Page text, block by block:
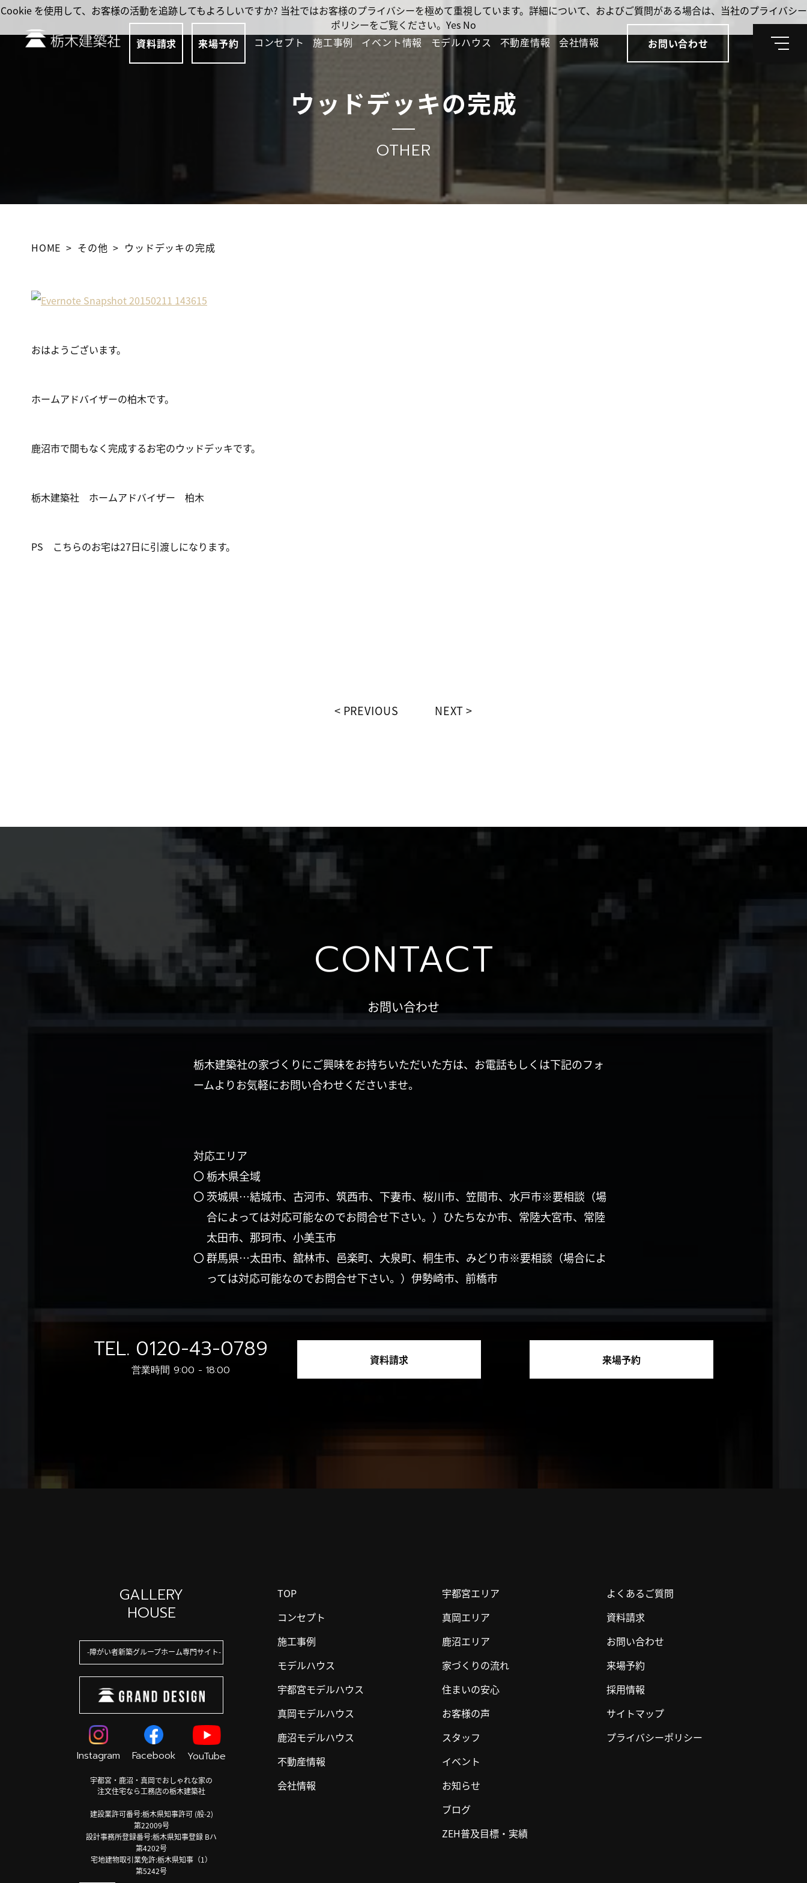
資料請求 来場予約 コンセプト 施工事例 イベント情報 モデルハウス 不動産情報 会社情報 お問い合わせ
メ
ウッドデッキの完成
OTHER
HOME その他 ウッドデッキの完成
おはようございます。
ホームアドバイザーの柏木です。
鹿沼市で間もなく完成するお宅のウッドデッキです。
栃木建築社 ホームアドバイザー 柏木
PS こちらのお宅は27日に引渡しになります。
PREVIOUS NEXT
CONTACT
お問い合わせ
栃木建築社の家づくりにご興味をお持ちいただいた方は、お電話もしくは下記のフォ
ームよりお気軽にお問い合わせくださいませ。
対応エリア
〇 栃木県全域
〇 茨城県…結城市、古河市、筑西市、下妻市、桜川市、笠間市、水戸市※要相談（場
合によっては対応可能なのでお問合せ下さい。）ひたちなか市、常陸大宮市、常陸
太田市、那珂市、小美玉市
〇 群馬県…太田市、舘林市、邑楽町、大泉町、桐生市、みどり市※要相談（場合によ
っては対応可能なのでお問合せ下さい。）伊勢崎市、前橋市
TEL. 0120-43-0789
営業時間 9:00 - 18:00
資料請求 来場予約
GALLERY
HOUSE
障がい者新築グループホーム専門サイト
Instagram Facebook YouTube
宇都宮・鹿沼・真岡でおしゃれな家の
注文住宅なら工務店の栃木建築社
建設業許可番号:栃木県知事許可 (般-2)
第22009号
設計事務所登録番号:栃木県知事登録 Bハ
第4202号
宅地建物取引業免許:栃木県知事（1）
第5242号
TOP
コンセプト
施工事例
モデルハウス
宇都宮モデルハウス
真岡モデルハウス
鹿沼モデルハウス
不動産情報
会社情報
宇都宮エリア
真岡エリア
鹿沼エリア
家づくりの流れ
住まいの安心
お客様の声
スタッフ
イベント
お知らせ
ブログ
ZEH普及目標・実績
よくあるご質問
資料請求
お問い合わせ
来場予約
採用情報
サイトマップ
プライバシーポリシー
Cookie を使用して、お客様の活動を追跡してもよろしいですか? 当社ではお客様のプライバシーを極めて重視しています。詳細について、およびご質問がある場合は、当社のプライバシー
ポリシーをご覧ください。 Yes No